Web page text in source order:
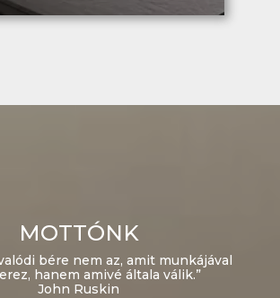
MOTTÓNK
bére nem az, amit munkájával
hanem amivé általa válik.”
John Ruskin